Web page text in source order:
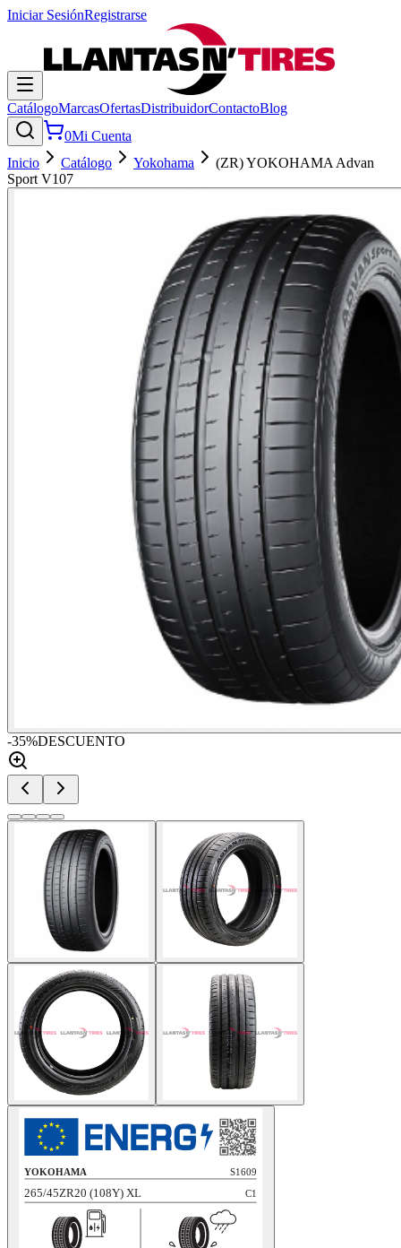
Iniciar SesiónRegistrarse
CatálogoMarcasOfertasDistribuidorContactoBlog
0Mi Cuenta
Inicio
Catálogo Yokohama
(ZR) YOKOHAMA Advan
Sport V107
-35%DESCUENTO